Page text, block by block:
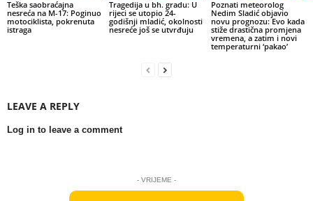
Teška saobraćajna
nesreća na M-17: Poginuo
motociklista, pokrenuta
istraga
Tragedija u bh. gradu: U
rijeci se utopio 24-
godišnji mladić, okolnosti
nesreće još se utvrđuju
Poznati meteorolog
Nedim Sladić objavio
novu prognozu: Evo kada
stiže drastična promjena
vremena, a zatim i novi
temperaturni ‘pakao’
LEAVE A REPLY
Log in to leave a comment
- VRIJEME -